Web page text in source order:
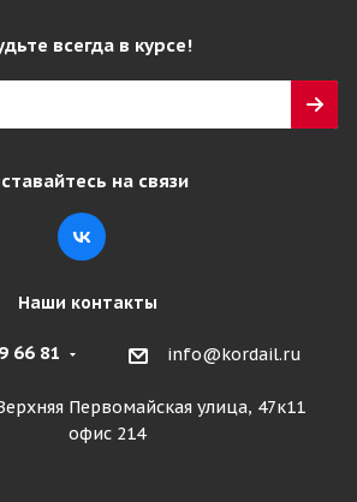
всегда в курсе!
на связи
Наши контакты
66 81 info@kordail.ru
Первомайская улица, 47к11
офис 214